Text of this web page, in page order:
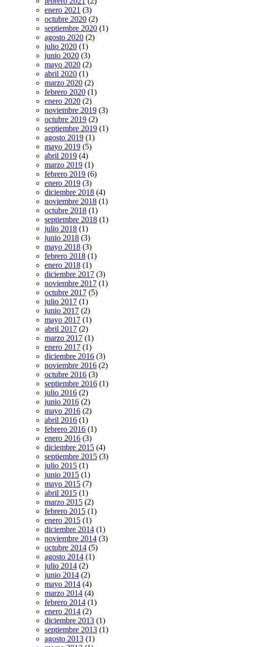
enero 2021 (3)
octubre 2020 (2)
septiembre 2020 (1)
agosto 2020 (2)
julio 2020 (1)
junio 2020 (3)
mayo 2020 (2)
abril 2020 (1)
marzo 2020 (2)
febrero 2020 (1)
enero 2020 (2)
noviembre 2019 (3)
octubre 2019 (2)
septiembre 2019 (1)
agosto 2019 (1)
mayo 2019 (5)
abril 2019 (4)
marzo 2019 (1)
febrero 2019 (6)
enero 2019 (3)
diciembre 2018 (4)
noviembre 2018 (1)
octubre 2018 (1)
septiembre 2018 (1)
julio 2018 (1)
junio 2018 (3)
mayo 2018 (3)
febrero 2018 (1)
enero 2018 (1)
diciembre 2017 (3)
noviembre 2017 (1)
octubre 2017 (5)
julio 2017 (1)
junio 2017 (2)
mayo 2017 (1)
abril 2017 (2)
marzo 2017 (1)
enero 2017 (1)
diciembre 2016 (3)
noviembre 2016 (2)
octubre 2016 (3)
septiembre 2016 (1)
julio 2016 (2)
junio 2016 (2)
mayo 2016 (2)
abril 2016 (1)
febrero 2016 (1)
enero 2016 (3)
diciembre 2015 (4)
septiembre 2015 (3)
julio 2015 (1)
junio 2015 (1)
mayo 2015 (7)
abril 2015 (1)
marzo 2015 (2)
febrero 2015 (1)
enero 2015 (1)
diciembre 2014 (1)
noviembre 2014 (3)
octubre 2014 (5)
agosto 2014 (1)
julio 2014 (2)
junio 2014 (2)
mayo 2014 (4)
marzo 2014 (4)
febrero 2014 (1)
enero 2014 (2)
diciembre 2013 (1)
septiembre 2013 (1)
agosto 2013 (1)